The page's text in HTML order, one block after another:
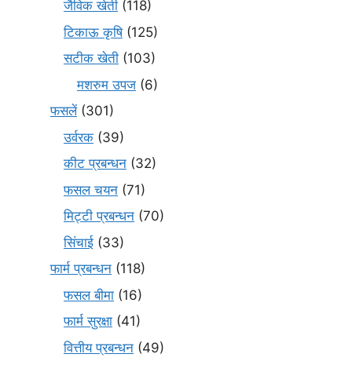
जैविक खेती (118)
टिकाऊ कृषि(125)
सटीक खेती (103)
मशरुम उपज (6)
फसलें(301)
उर्वरक (39)
कीट प्रबन्धन (32)
फसल चयन (71)
मि‌ट्टी प्रबन्धन (70)
सिंचाई (33)
फार्म प्रबन्धन (118)
फसल बीमा (16)
फार्म सुरक्षा (41)
वित्तीय प्रबन्धन (49)